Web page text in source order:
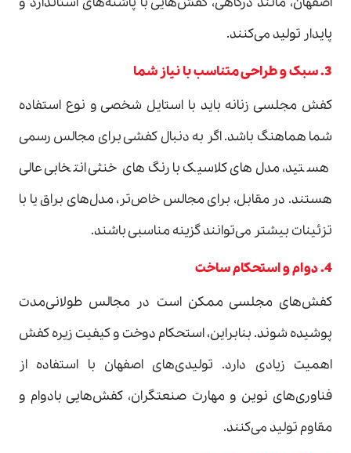
پایدار تولید می‌کنند.
3. سبک و طراحی متناسب با نیاز شما
کفش مجلسی زنانه باید با استایل شخصی و نوع استفاده
شما هماهنگ باشد. اگر به دنبال کفشی برای مجالس رسمی
هستید، مدل‌های کلاسیک با رنگ‌های خنثی انتخابی عالی
هستند. در مقابل، برای مجالس خاص‌تر، مدل‌های براق یا با
تزئینات بیشتر می‌توانند گزینه مناسبی باشند.
4. دوام و استحکام ساخت
کفش‌های مجلسی ممکن است در مجالس طولانی‌مدت
پوشیده شوند. بنابراین، استحکام دوخت و کیفیت زیره کفش
اهمیت زیادی دارد. تولیدی‌های اصفهان با استفاده از
فناوری‌های نوین و مهارت صنعتگران، کفش‌هایی بادوام و
مقاوم تولید می‌کنند.